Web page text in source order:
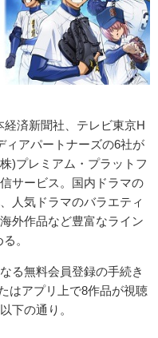
済新聞社、テレビ東京H
ィアパートナーズの6社が
)プレミアム・プラットフ
サービス。国内ドラマの
⼈気ドラマのバラエティ
外作品など豊富なライン
。
る無料会員登録の⼿続き
はアプリ上で8作品が視聴
下の通り。